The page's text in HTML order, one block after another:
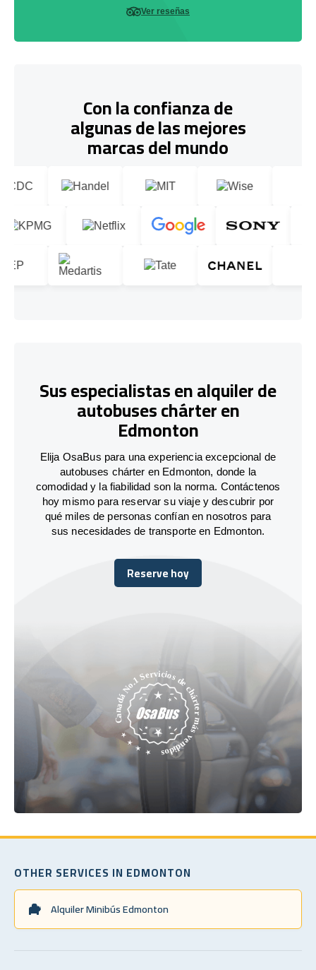
Ver reseñas
Con la confianza de
algunas de las mejores
marcas del mundo
Sus especialistas en alquiler de
autobuses chárter en
Edmonton
Elija OsaBus para una experiencia excepcional de
autobuses chárter en Edmonton, donde la
comodidad y la fiabilidad son la norma. Contáctenos
hoy mismo para reservar su viaje y descubrir por
qué miles de personas confían en nosotros para
sus necesidades de transporte en Edmonton.
Reserve hoy
Reserve hoy
OTHER SERVICES IN EDMONTON
Alquiler Minibús Edmonton